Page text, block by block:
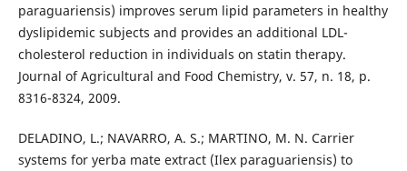
paraguariensis) improves serum lipid parameters in healthy
dyslipidemic subjects and provides an additional LDL-
cholesterol reduction in individuals on statin therapy.
Journal of Agricultural and Food Chemistry, v. 57, n. 18, p.
8316-8324, 2009.
DELADINO, L.; NAVARRO, A. S.; MARTINO, M. N. Carrier
systems for yerba mate extract (Ilex paraguariensis) to